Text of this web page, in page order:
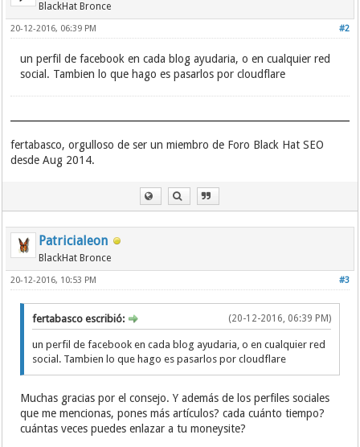
BlackHat Bronce
#2
20-12-2016, 06:39 PM
un perfil de facebook en cada blog ayudaria, o en cualquier red
social. Tambien lo que hago es pasarlos por cloudflare
fertabasco, orgulloso de ser un miembro de Foro Black Hat SEO
desde Aug 2014.
Patricialeon
BlackHat Bronce
#3
20-12-2016, 10:53 PM
(20-12-2016, 06:39 PM)
fertabasco escribió:
un perfil de facebook en cada blog ayudaria, o en cualquier red
social. Tambien lo que hago es pasarlos por cloudflare
Muchas gracias por el consejo. Y además de los perfiles sociales
que me mencionas, pones más artículos? cada cuánto tiempo?
cuántas veces puedes enlazar a tu moneysite?